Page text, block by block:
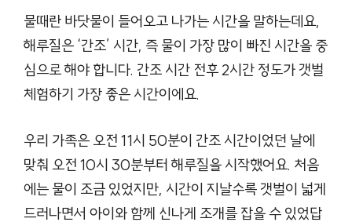
물때란 바닷물이 들어오고 나가는 시간을 말하는데요,
해루질은 ‘간조’ 시간, 즉 물이 가장 많이 빠진 시간을 중
심으로 해야 합니다. 간조 시간 전후 2시간 정도가 갯벌
체험하기 가장 좋은 시간이에요.
우리 가족은 오전 11시 50분이 간조 시간이었던 날에
맞춰 오전 10시 30분부터 해루질을 시작했어요. 처음
에는 물이 조금 있었지만, 시간이 지날수록 갯벌이 넓게
드러나면서 아이와 함께 신나게 조개를 잡을 수 있었답